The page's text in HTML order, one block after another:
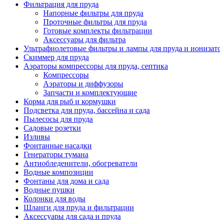
Фильтрация для пруда
Напорные фильтры для пруда
Проточные фильтры для пруда
Готовые комплекты фильтрации
Аксессуары для фильтра
Ультрафиолетовые фильтры и лампы для пруда и
Скиммер для пруда
Аэраторы компрессоры для пруда, септика
Компрессоры
Аэраторы и диффузоры
Запчасти и комплектующие
Корма для рыб и кормушки
Подсветка для пруда, бассейна и сада
Пылесосы для пруда
Садовые розетки
Изливы
Фонтанные насадки
Генераторы тумана
Антиобледенители, обогреватели
Водные композиции
Фонтаны для дома и сада
Водные пушки
Колонки для воды
Шланги для пруда и фильтрации
Аксессуары для сада и пруда